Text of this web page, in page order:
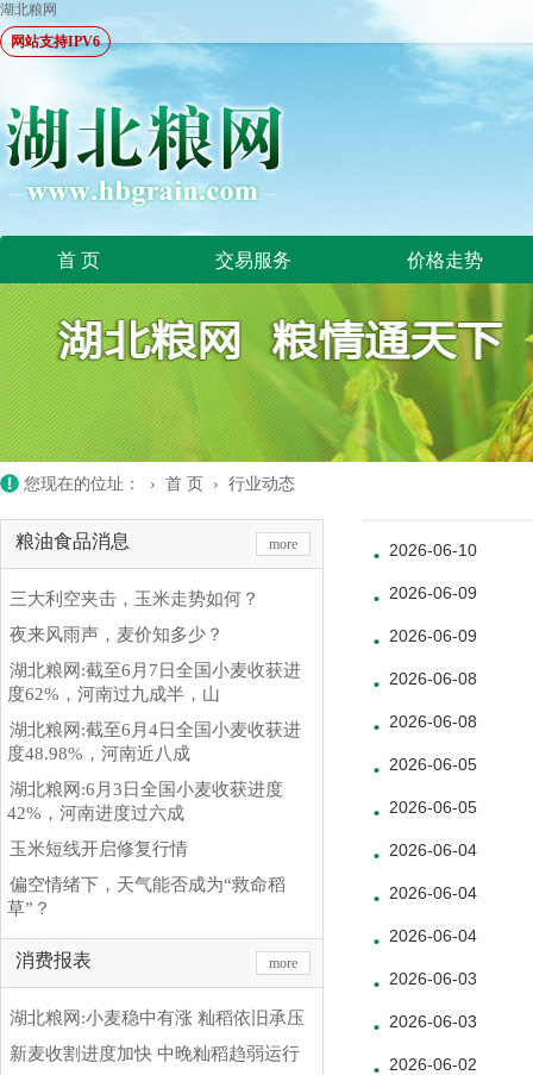
湖北粮网
网站支持IPV6
首 页 交易服务 价格走势
您现在的位址： › 首 页 › 行业动态
粮油食品消息 more
三大利空夹击，玉米走势如何？
夜来风雨声，麦价知多少？
湖北粮网:截至6月7日全国小麦收获进
度62%，河南过九成半，山
湖北粮网:截至6月4日全国小麦收获进
度48.98%，河南近八成
湖北粮网:6月3日全国小麦收获进度
42%，河南进度过六成
玉米短线开启修复行情
偏空情绪下，天气能否成为“救命稻
草”？
消费报表 more
湖北粮网:小麦稳中有涨 籼稻依旧承压
新麦收割进度加快 中晚籼稻趋弱运行
2026-06-10
2026-06-09
2026-06-09
2026-06-08
2026-06-08
2026-06-05
2026-06-05
2026-06-04
2026-06-04
2026-06-04
2026-06-03
2026-06-03
2026-06-02